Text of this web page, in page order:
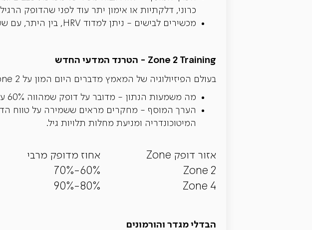
כרוני, דלקתיות או אימון יתר עוד לפני שהדופק
מכשירים לבישים - ניתן למדוד HRV, בין היתר, עם שעונים חכמים.
Zone 2 Training - הטרנד המדעי החדש
בעולם הפיזיולוגיה של המאמץ מדברים היום המון על Zone 2 (אימון אירובי נמוך).
מה משמעות הנתון - מדובר על דופק שמהווה 60% עד 70% מהדופק המרבי.
הערך המוסף - מחקרים מראים ששמירה על טווח
המיטוכונדריה ומניעת מחלות תלויות גיל.
אזור דופק Zone אחוז מדופק מרבי
Zone 2
60%-70%
Zone 4
80%-90%
הבדלי מגדר והורמונים